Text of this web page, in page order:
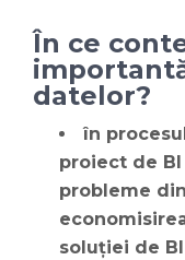
În ce
datelor?
în
proiect de
probleme
soluției de BI